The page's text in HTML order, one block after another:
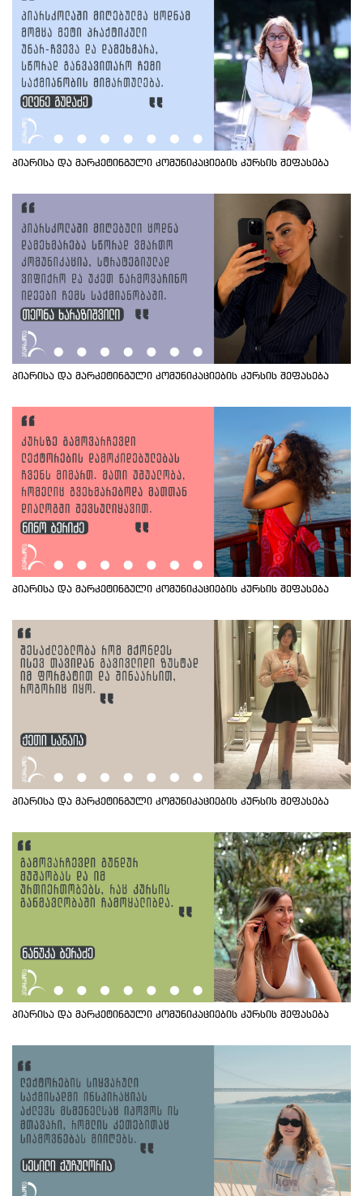
პიარისა და მარკეტინგული კომუნიკაციების კურსის შეფასება
პიარისა და მარკეტინგული კომუნიკაციების კურსის შეფასება
პიარისა და მარკეტინგული კომუნიკაციების კურსის შეფასება
პიარისა და მარკეტინგული კომუნიკაციების კურსის შეფასება
პიარისა და მარკეტინგული კომუნიკაციების კურსის შეფასება